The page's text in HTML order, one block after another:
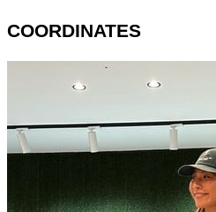
COORDINATES